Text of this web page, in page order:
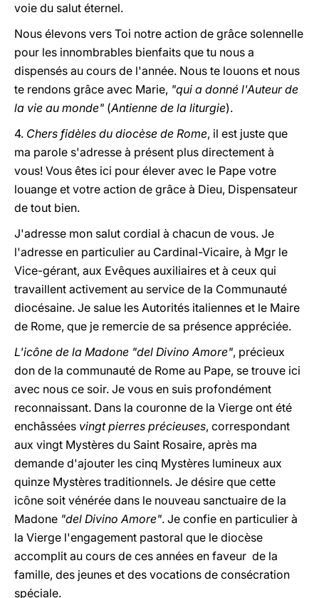
voie du salut éternel.
Nous élevons vers Toi notre action de grâce solennelle
pour les innombrables bienfaits que tu nous a
dispensés au cours de l'année. Nous te louons et nous
te rendons grâce avec Marie, "qui a donné l'Auteur de
la vie au monde" (Antienne de la liturgie).
4. Chers fidèles du diocèse de Rome, il est juste que
ma parole s'adresse à présent plus directement à
vous! Vous êtes ici pour élever avec le Pape votre
louange et votre action de grâce à Dieu, Dispensateur
de tout bien.
J'adresse mon salut cordial à chacun de vous. Je
l'adresse en particulier au Cardinal-Vicaire, à Mgr le
Vice-gérant, aux Evêques auxiliaires et à ceux qui
travaillent activement au service de la Communauté
diocésaine. Je salue les Autorités italiennes et le Maire
de Rome, que je remercie de sa présence appréciée.
L'icône de la Madone "del Divino Amore", précieux
don de la communauté de Rome au Pape, se trouve ici
avec nous ce soir. Je vous en suis profondément
reconnaissant. Dans la couronne de la Vierge ont été
enchâssées vingt pierres précieuses, correspondant
aux vingt Mystères du Saint Rosaire, après ma
demande d'ajouter les cinq Mystères lumineux aux
quinze Mystères traditionnels. Je désire que cette
icône soit vénérée dans le nouveau sanctuaire de la
Madone "del Divino Amore". Je confie en particulier à
la Vierge l'engagement pastoral que le diocèse
accomplit au cours de ces années en faveur de la
famille, des jeunes et des vocations de consécration
spéciale.